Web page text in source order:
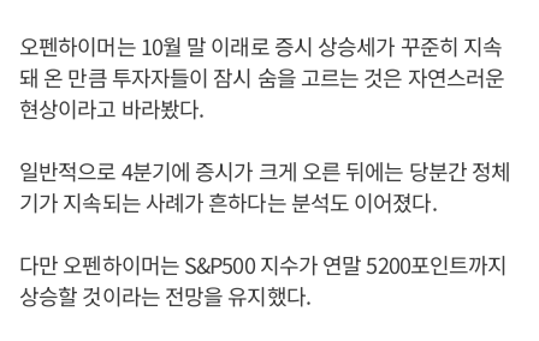
오펜하이머는 10월 말 이래로 증시 상승세가 꾸준히 지속
돼 온 만큼 투자자들이 잠시 숨을 고르는 것은 자연스러운
현상이라고 바라봤다.
일반적으로 4분기에 증시가 크게 오른 뒤에는 당분간 정체
기가 지속되는 사례가 흔하다는 분석도 이어졌다.
다만 오펜하이머는 S&P500 지수가 연말 5200포인트까지
상승할 것이라는 전망을 유지했다.